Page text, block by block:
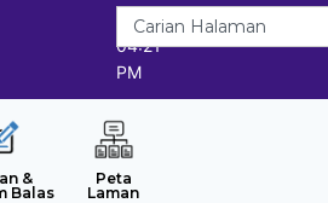
7/8/2026
04:21
PM
&
Balas
Peta
Laman